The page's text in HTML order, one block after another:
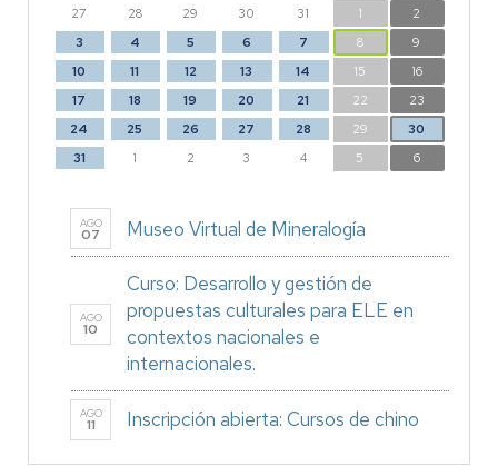
27
28 29 30 31 1
2
3
4 5 6 7 8
9
10
11 12 13 14 15
16
17
18 19 20 21 22
23
24
25 26 27 28 29
30
31
1 2 3 4 5 6
AGO
07 Museo Virtual de Mineralogía
AGO
10
Curso: Desarrollo y gestión de
propuestas culturales para ELE en
contextos nacionales e
internacionales.
AGO
11 Inscripción abierta: Cursos de chino